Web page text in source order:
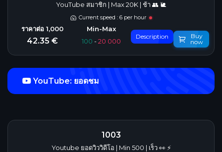
YouTube สมาชิก | Max 20K | ช้า 👥 🐌
Current speed : 6 per hour
42.35 € 100 -20 000
Description
Buy
now
YouTube: ยอดชม
1003
Youtube ยอดวิววิดีโอ | Min 500 | เร็ว 👀 ⚡️